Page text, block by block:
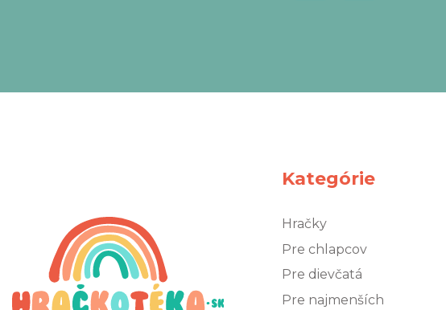
Kategórie
Hračky
Pre chlapcov
Pre dievčatá
Pre najmenších